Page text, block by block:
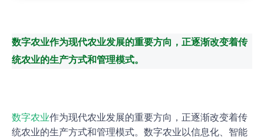
数字农业作为现代农业发展的重要方向，正逐渐改变着传
统农业的生产方式和管理模式。
数字农业作为现代农业发展的重要方向，正逐渐改变着传
统农业的生产方式和管理模式。数字农业以信息化、智能